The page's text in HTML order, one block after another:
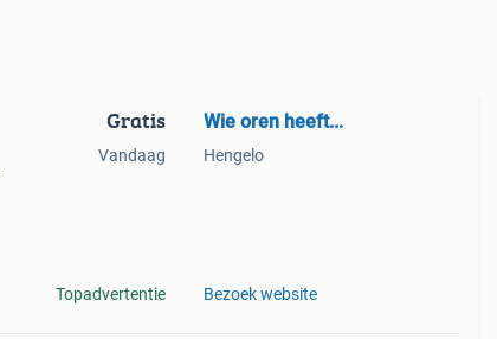
Gratis
Vandaag
Topadvertentie
Wie oren heeft...
Hengelo
Bezoek website